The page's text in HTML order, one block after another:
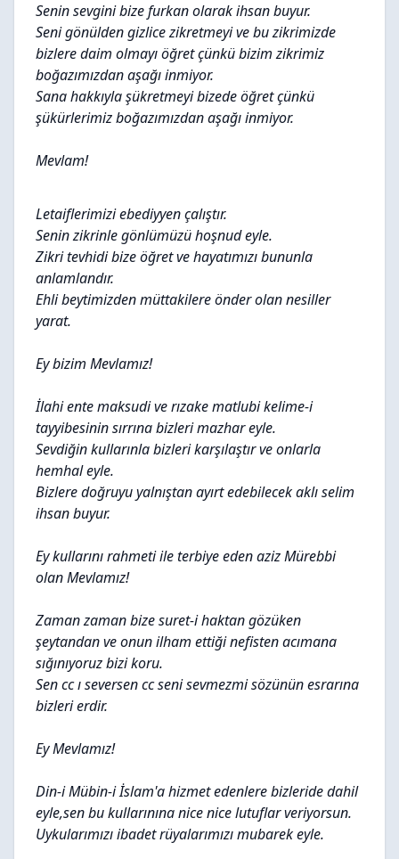
Senin sevgini bize furkan olarak ihsan buyur.
Seni gönülden gizlice zikretmeyi ve bu zikrimizde
bizlere daim olmayı öğret çünkü bizim zikrimiz
boğazımızdan aşağı inmiyor.
Sana hakkıyla şükretmeyi bizede öğret çünkü
şükürlerimiz boğazımızdan aşağı inmiyor.
Mevlam!
Letaiflerimizi ebediyyen çalıştır.
Senin zikrinle gönlümüzü hoşnud eyle.
Zikri tevhidi bize öğret ve hayatımızı bununla
anlamlandır.
Ehli beytimizden müttakilere önder olan nesiller
yarat.
Ey bizim Mevlamız!
İlahi ente maksudi ve rızake matlubi kelime-i
tayyibesinin sırrına bizleri mazhar eyle.
Sevdiğin kullarınla bizleri karşılaştır ve onlarla
hemhal eyle.
Bizlere doğruyu yalnıştan ayırt edebilecek aklı selim
ihsan buyur.
Ey kullarını rahmeti ile terbiye eden aziz Mürebbi
olan Mevlamız!
Zaman zaman bize suret-i haktan gözüken
şeytandan ve onun ilham ettiği nefisten acımana
sığınıyoruz bizi koru.
Sen cc ı seversen cc seni sevmezmi sözünün esrarına
bizleri erdir.
Ey Mevlamız!
Din-i Mübin-i İslam'a hizmet edenlere bizleride dahil
eyle,sen bu kullarınına nice nice lutuflar veriyorsun.
Uykularımızı ibadet rüyalarımızı mubarek eyle.